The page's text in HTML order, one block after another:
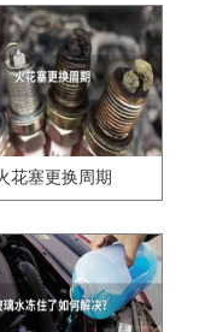
花塞更换周期